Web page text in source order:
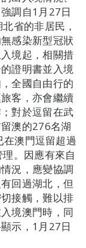
調自1月27日
省的非居民，
感染新型冠狀
境起，相關措
證明書並入境
全國自由行的
客，亦會繼續
對於逗留在武
澳的276名湖
澳門逗留超過
。因應有來自
況，應變協調
回過湖北，但
接觸，難以排
境澳門時，同
示，1月27日